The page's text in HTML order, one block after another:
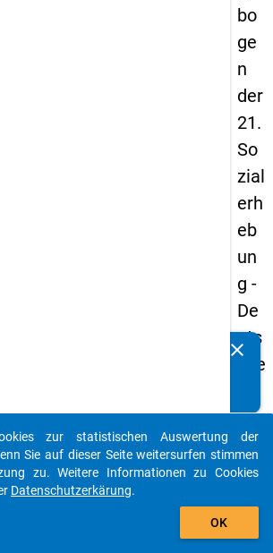
bo
ge
n
der
21.
So
zial
erh
eb
un
g -
De
uts
che
d
Bil
du
clear
auto_stories
add_shopping_cart
zur statistischen Auswertung der
Sie auf dieser Seite weitersurfen stimmen
zu. Weitere Informationen zu Cookies
Datenschutzerkärung.
OK